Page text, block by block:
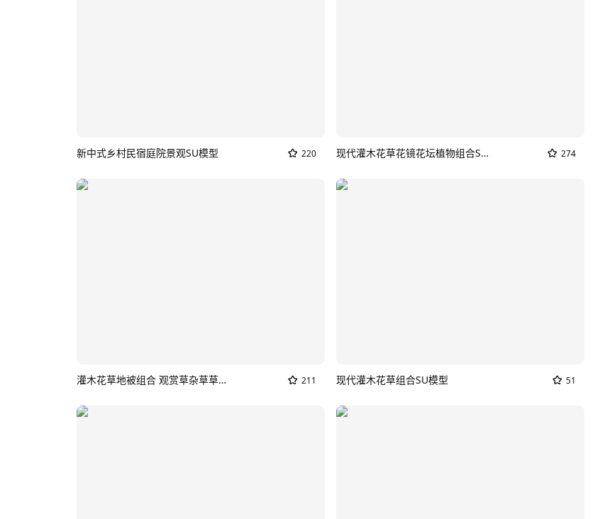
新中式乡村民宿庭院景观SU模型 220 现代灌木花草花镜花坛植物组合SU模型 274
灌木花草地被组合 观赏草杂草草堆 庭院植物景观 花卉花镜花坛 盆栽盆景SU模型 211 现代灌木花草组合SU模型 51